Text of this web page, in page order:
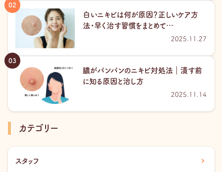
白いニキビは何が原因？正しいケア方
法・早く治す習慣をまとめて…
2025.11.27
膿がパンパンのニキビ対処法｜潰す前
に知る原因と治し方
2025.11.14
カテゴリー
スタッフ